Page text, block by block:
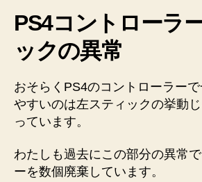
PS4コントローラ
ックの異常
おそらくPS4のコントローラー
やすいのは左スティックの挙動
っています。
わたしも過去にこの部分の異常
ーを数個廃棄しています。